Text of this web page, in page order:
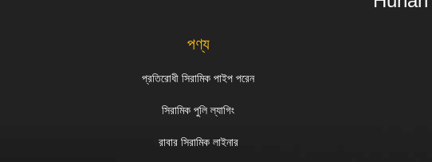
পণ্য
প্রতিরোধী সিরামিক পাইপ পরেন
সিরামিক পুলি ল্যাগিং
রাবার সিরামিক লাইনার